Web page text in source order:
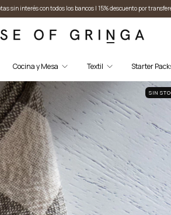
descuento por transferencia 6 Cuotas sin interés con
Cocina y Mesa Textil Starter
SIN